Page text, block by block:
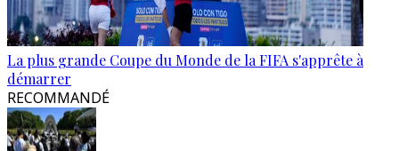
La plus grande Coupe du Monde de la FIFA s'apprête à
démarrer
RECOMMANDÉ